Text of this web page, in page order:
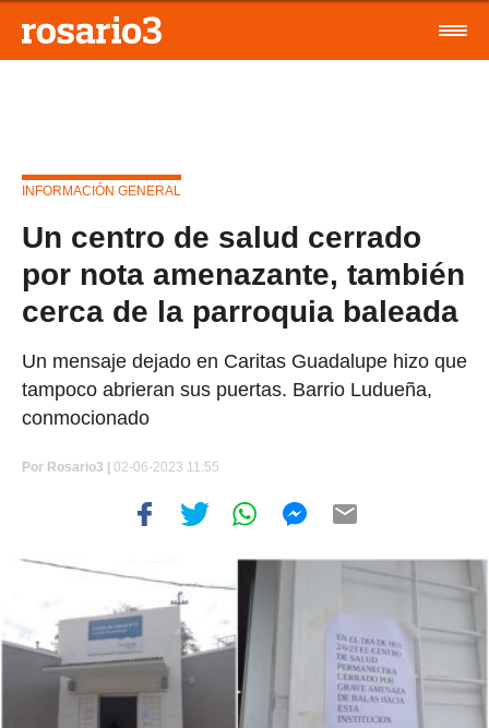
INFORMACIÓN GENERAL
Un centro de salud cerrado
por nota amenazante, también
cerca de la parroquia baleada
Un mensaje dejado en Caritas Guadalupe hizo que
tampoco abrieran sus puertas. Barrio Ludueña,
conmocionado
Por Rosario3 | 02-06-2023 11:55